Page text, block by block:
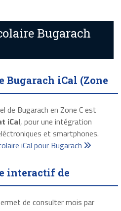
Bugarach
Bugarach iCal (Zone
de Bugarach en Zone C est
iCal, pour une intégration
et smartphones.
iCal pour Bugarach
interactif de
de consulter mois par